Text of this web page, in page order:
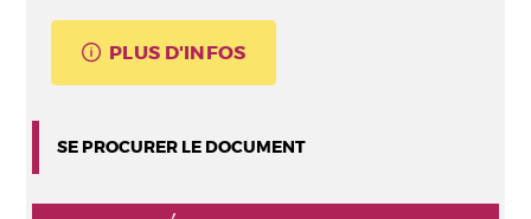
PLUS D'INFOS
SE PROCURER LE DOCUMENT